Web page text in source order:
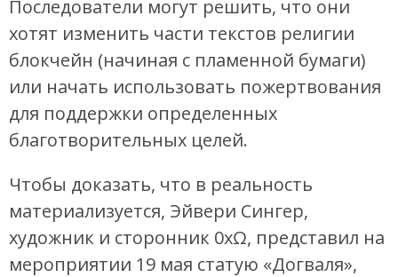
Последователи могут решить, что они
хотят изменить части текстов религии
блокчейн (начиная с пламенной бумаги)
или начать использовать пожертвования
для поддержки определенных
благотворительных целей.
Чтобы доказать, что в реальность
материализуется, Эйвери Сингер,
художник и сторонник 0xΩ, представил на
мероприятии 19 мая статую «Догваля»,